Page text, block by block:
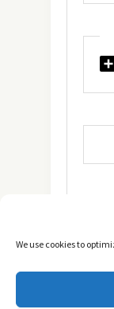
We use cookies to